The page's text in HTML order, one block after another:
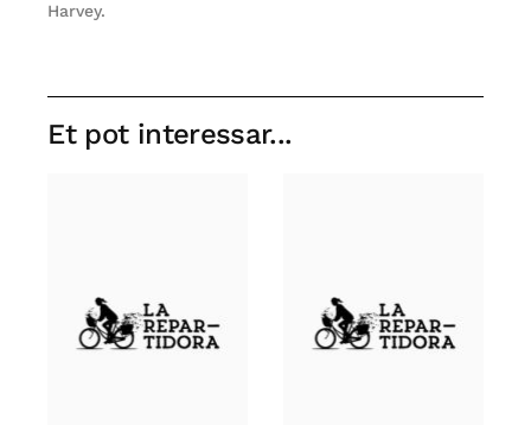
Harvey.
Et pot interessar...